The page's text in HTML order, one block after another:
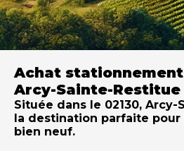
Achat
Arcy-Sainte-Restitue
Située dans le 02130,
la destination parfaite pour
bien neuf.